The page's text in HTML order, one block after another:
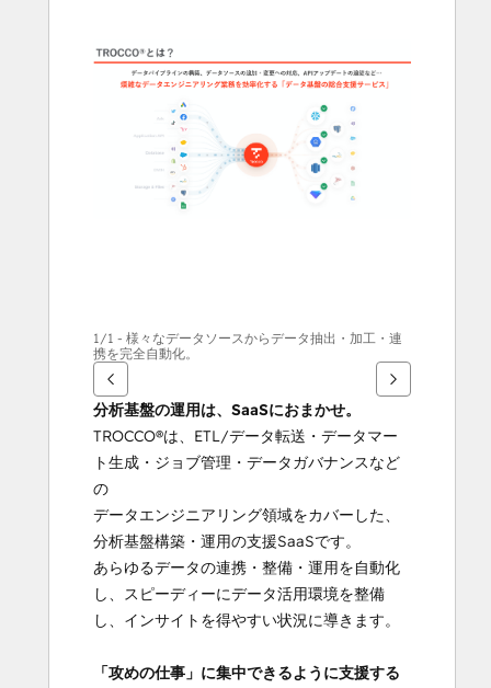
se
andra
1/1 - 様々なデータソースからデータ抽出・加工・連
携を完全自動化。
分析基盤の運用は、SaaSにおまかせ。
TROCCO®は、ETL/データ転送・データマー
ト生成・ジョブ管理・データガバナンスなど
の
データエンジニアリング領域をカバーした、
分析基盤構築・運用の支援SaaSです。
あらゆるデータの連携・整備・運用を自動化
し、スピーディーにデータ活用環境を整備
し、インサイトを得やすい状況に導きます。
「攻めの仕事」に集中できるように支援する